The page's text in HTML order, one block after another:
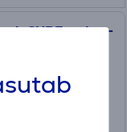
CUBE, valge -